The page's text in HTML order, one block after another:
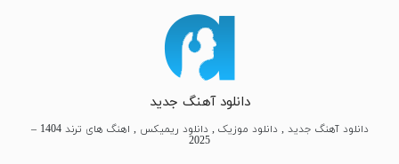
دانلود آهنگ جدید
دانلود آهنگ جدید , دانلود موزیک , دانلود ریمیکس , اهنگ های ترند 1404 –
2025